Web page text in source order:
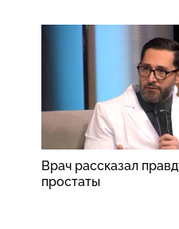
Врач рассказал
простаты